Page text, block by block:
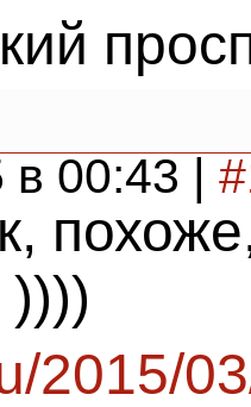
в 00:43 |
))))
2015/